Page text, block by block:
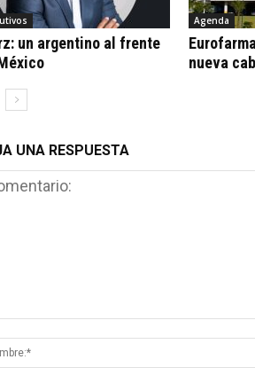
un argentino al frente
Agenda
nueva
UNA RESPUESTA